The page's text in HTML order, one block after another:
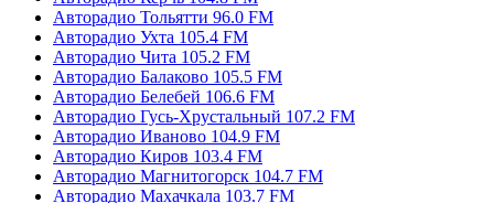
Авторадио Тольятти 96.0 FM
Авторадио Ухта 105.4 FM
Авторадио Чита 105.2 FM
Авторадио Балаково 105.5 FM
Авторадио Белебей 106.6 FM
Авторадио Гусь-Хрустальный 107.2 FM
Авторадио Иваново 104.9 FM
Авторадио Киров 103.4 FM
Авторадио Магнитогорск 104.7 FM
Авторадио Махачкала 103.7 FM